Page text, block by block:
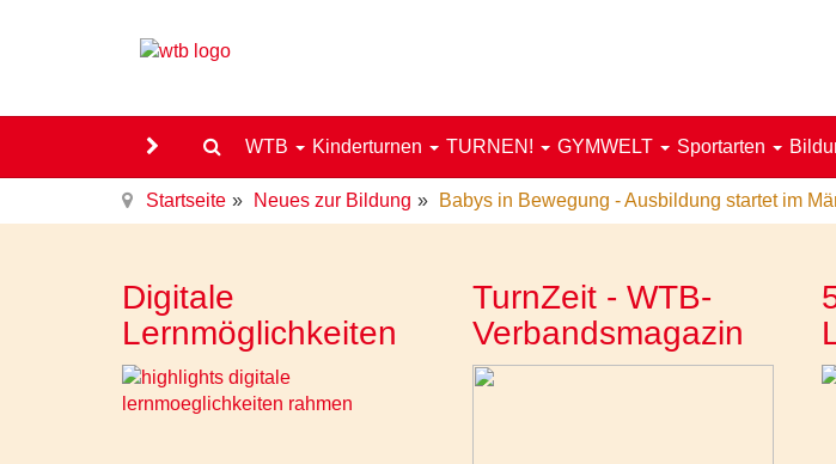
WTB Kinderturnen TURNEN! GYMWELT Sportarten
Startseite Neues zur Bildung Babys in Bewegung - Ausbildung startet im
Digitale
Lernmöglichkeiten
TurnZeit - WTB-
Verbandsmagazin